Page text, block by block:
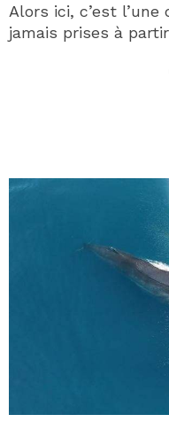
Alors ici, c’est
jamais prises à